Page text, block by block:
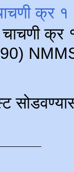
क्र
चाचणी
NMMS